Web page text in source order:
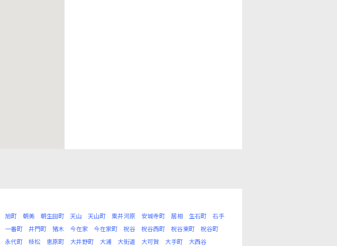
旭町 朝美 朝生田町 天山 天山町 粟井河原 安城寺町 居相 生石町
石手
一番町 井門町 猪木 今在家 今在家町 祝谷 祝谷西町 祝谷東町
祝谷町
永代町 枝松 恵原町 大井野町 大浦 大街道 大可賀 大手町
大西谷